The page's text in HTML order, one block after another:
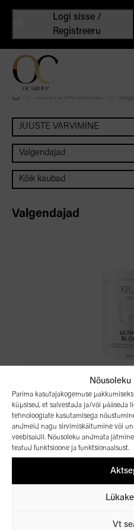
Parima kasutajakogemuse
küpsised, et salvestada ja/või pääseda
tehnoloogiate kasutamisega
andmeid nagu sirvimiskäitumine või
veebisaidil. Nõusoleku andmata
teatud funktsioone ja funktsionaalsust.
Vt
Logi sisse /
Registreeru
JUUSTE VÄRVIMINE
JUUSTE VÄRVIMINE
Valgendajad
Kõik kaubad
Valgendajad
UB POWER
UB